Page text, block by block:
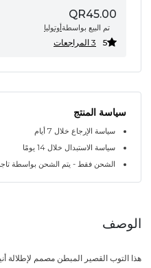
QR45.00
تم البيع بواسطةأوتوليا
5 3 المراجعات
سياسة المنتج
سياسة الإرجاع خلال 7 أيام
سياسة الاستبدال خلال 14 يومًا
الشحن فقط - يتم الشحن بواسطة
الوصف
هذا التوب القصير المبطن مصمم لإطلالة